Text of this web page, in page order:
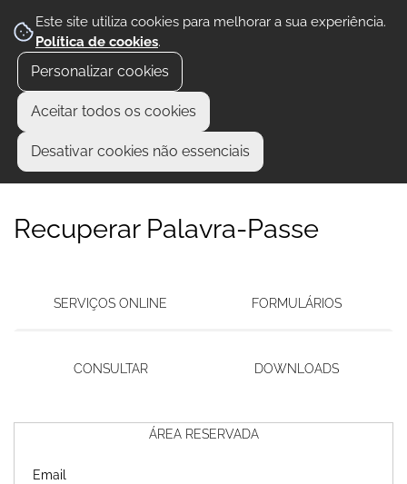
Este site utiliza cookies para melhorar a sua experiência.
Política de cookies.
Personalizar cookies
Aceitar todos os cookies
Desativar cookies não essenciais
Recuperar Palavra-Passe
SERVIÇOS ONLINE FORMULÁRIOS
CONSULTAR DOWNLOADS
ÁREA RESERVADA
Email